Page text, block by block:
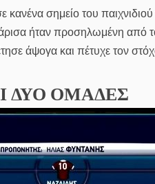
σημείο του
ήταν προσηλωμένη από το
άψογα και πέτυχε τον
ΔΥΟ ΟΜΑΔΕΣ